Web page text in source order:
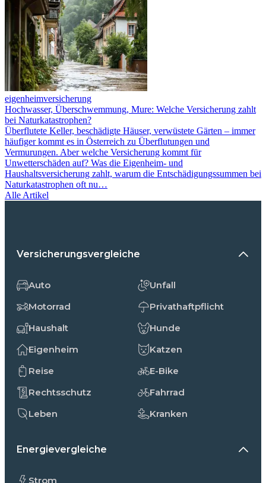
eigenheimversicherung
Hochwasser, Überschwemmung, Mure: Welche Versicherung zahlt
bei Naturkatastrophen?
Überflutete Keller, beschädigte Häuser, verwüstete Gärten – immer
häufiger kommt es in Österreich zu Überflutungen und
Vermurungen. Aber welche Versicherung kommt für
Unwetterschäden auf? Was die Eigenheim- und
Haushaltsversicherung zahlt, warum die Entschädigungssummen bei
Naturkatastrophen oft nu…
Alle Artikel
Versicherungsvergleiche
Auto
Motorrad
Haushalt
Eigenheim
Reise
Rechtsschutz
Leben
Unfall
Privathaftpflicht
Hunde
Katzen
E-Bike
Fahrrad
Kranken
Energievergleiche
Strom